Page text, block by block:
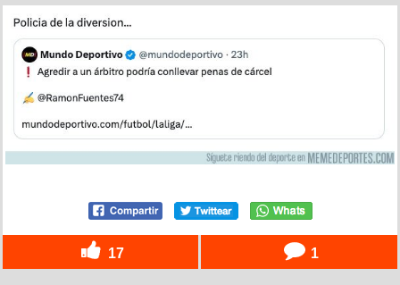
17 1